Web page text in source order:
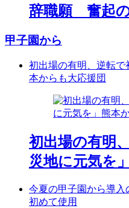
辞職願 奮起の
甲子園から
初出場の有明、逆転
本からも大応援団
初出場の有明
災地に元気を
今夏の甲子園から導
初めて使用